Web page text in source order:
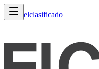
elclasificado